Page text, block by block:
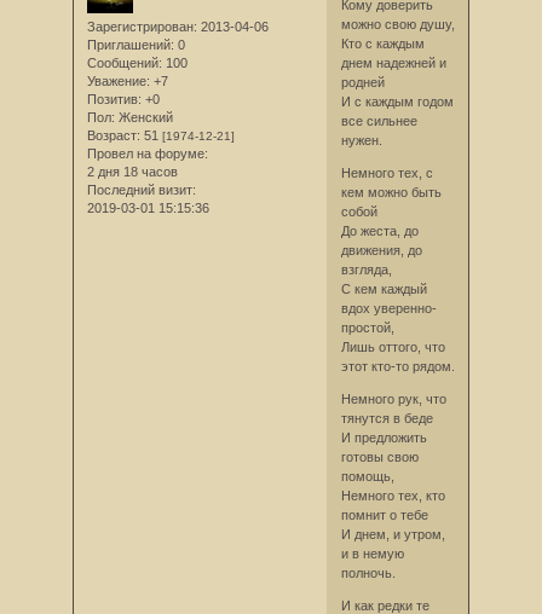
Зарегистрирован: 2013-04-06
Приглашений: 0
Сообщений: 100
Уважение: +7
Позитив: +0
Пол: Женский
Возраст: 51 [1974-12-21]
Провел на форуме:
2 дня 18 часов
Последний визит:
2019-03-01 15:15:36
Кому доверить
можно свою душу,
Кто с каждым
днем надежней и
родней
И с каждым годом
все сильнее
нужен.
Немного тех, с
кем можно быть
собой
До жеста, до
движения, до
взгляда,
С кем каждый
вдох уверенно-
простой,
Лишь оттого, что
этот кто-то рядом.
Немного рук, что
тянутся в беде
И предложить
готовы свою
помощь,
Немного тех, кто
помнит о тебе
И днем, и утром,
и в немую
полночь.
И как редки те